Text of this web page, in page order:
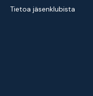
Tietoa jäsenklubista